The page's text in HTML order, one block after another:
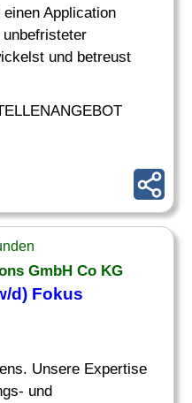
Application
und betreust
GmbH Co KG
d) Fokus
Unsere Expertise
und